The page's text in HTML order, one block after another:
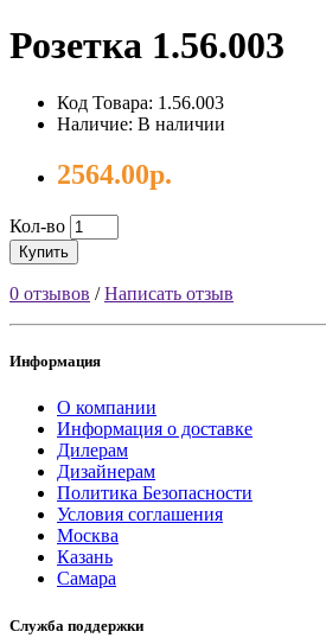
Розетка 1.56.003
Код Товара: 1.56.003
Наличие: В наличии
2564.00р.
Кол-во
Купить
0 отзывов /Написать отзыв
Информация
О компании
Информация о доставке
Дилерам
Дизайнерам
Политика Безопасности
Условия соглашения
Москва
Казань
Самара
Служба поддержки